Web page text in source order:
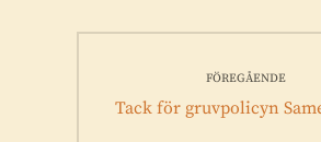
FÖREGÅENDE
Föregående
Tack för gruvpolicyn